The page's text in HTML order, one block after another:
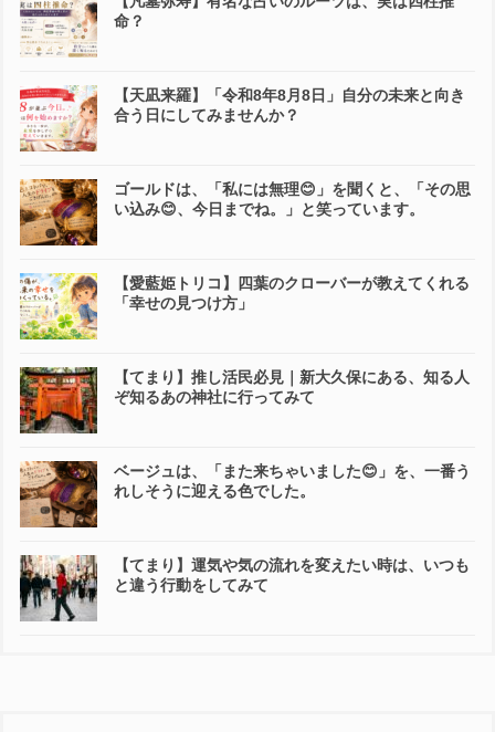
命？
【天凪来羅】「令和8年8月8日」自分の未来と向き
合う日にしてみませんか？
ゴールドは、「私には無理😊」を聞くと、「その思
い込み😊、今日までね。」と笑っています。
【愛藍姫トリコ】四葉のクローバーが教えてくれる
「幸せの見つけ方」
【てまり】推し活民必見｜新大久保にある、知る人
ぞ知るあの神社に行ってみて
ベージュは、「また来ちゃいました😊」を、一番う
れしそうに迎える色でした。
【てまり】運気や気の流れを変えたい時は、いつも
と違う行動をしてみて